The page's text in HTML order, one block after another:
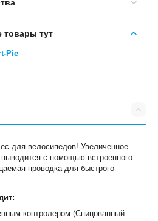
товары тут
Pie
для велосипедов! Увеличенное
с помощью встроенного
проводка для быстрого
контролером (Спицованный